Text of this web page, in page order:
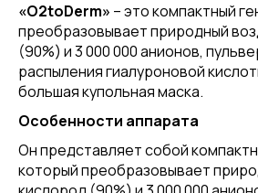
«O2toDerm» – это компактный
преобразовывает природный
(90%) и 3 000 000 анионов,
распыления гиалуроновой
большая купольная маска.
Особенности аппарата
Он представляет собой
который преобразовывает